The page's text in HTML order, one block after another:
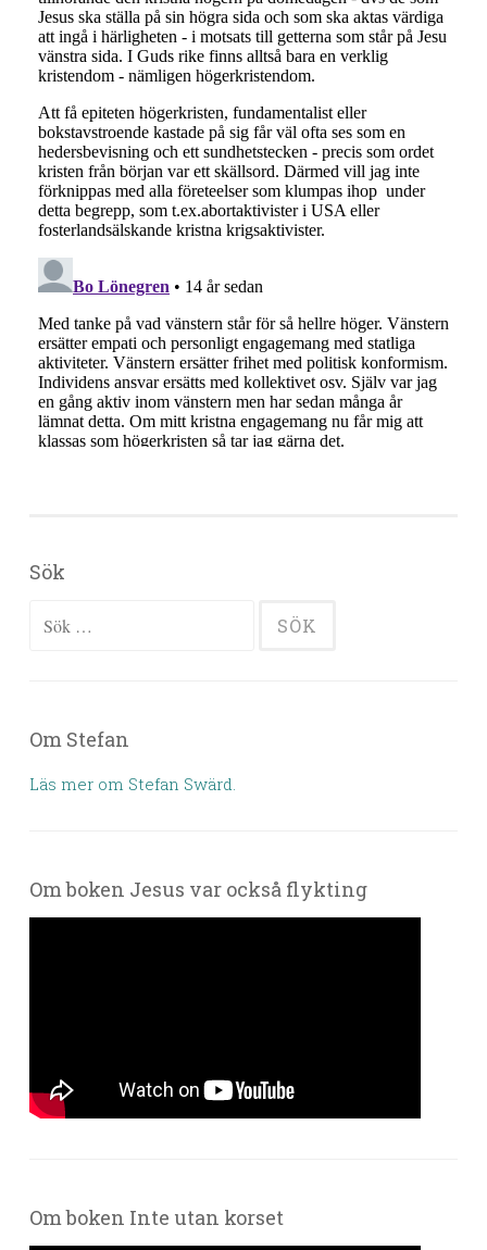
Sök
Sök efter:
Om Stefan
Läs mer om Stefan Swärd.
Om boken Jesus var också flykting
Om boken Inte utan korset